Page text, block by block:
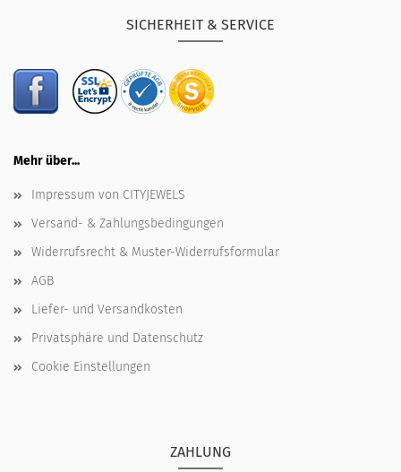
SICHERHEIT & SERVICE
Mehr über...
Impressum von CITYJEWELS
Versand- & Zahlungsbedingungen
Widerrufsrecht & Muster-Widerrufsformular
AGB
Liefer- und Versandkosten
Privatsphäre und Datenschutz
Cookie Einstellungen
ZAHLUNG